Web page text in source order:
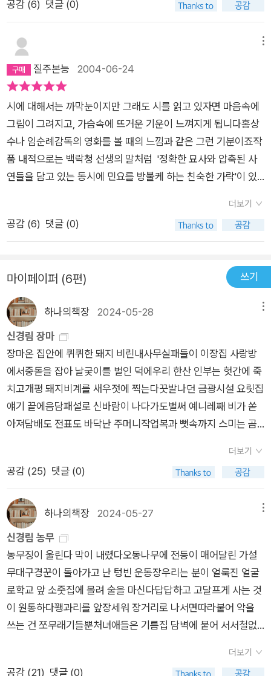
곡소리가 들렸다한여름인데도 거리는 새파랗게 얼어붙고사람들
오지 않으리라는- P100살아 있는 것이 부끄러워내 모습은 초췌
해간다- P101나는 내가 미치지 않는 것이 희한했다- P106
공감 (6) 댓글 (0)
질주본능 2004-06-24
시에 대해서는 까막눈이지만 그래도 시를 읽고 있자면 마음속에
그림이 그려지고, 가슴속에 뜨거운 기운이 느껴지게 됩니다홍상
수나 임순례감독의 영화를 볼 때의 느낌과 같은 그런 기분이죠작
품 내적으로는 백락청 선생의 말처럼 '정확한 묘사와 압축된 사
연들을 담고 있는 동시에 민요를 방불케 하는 친숙한 가락'이 있
근본 바탕이 배경이 되어서 그런 것이겠지요만해문학상 심사위
원은 대표적인 모더니즘 작가인 김광섭 선생이었습니다리얼리즘
볼때 '시에 있어서의 리얼리즘을 재고할 필요'를 느끼게 만들었
다는 그의 말은 신경림 선생의 시가 천착하고 있는 보통 사람들의
삶, 그리고 그것을 바라보는 시인의 애정어린 시선을 높게 평가한
것이 아닌가 합니다
더보기
공감 (6) 댓글 (0)
마이페이퍼 (6편) 쓰기
하나의책장 2024-05-28
신경림 장마
장마온 집안에 퀴퀴한 돼지 비린내사무실패들이 이장집 사랑방
에서중돋을 잡아 날궂이를 벌인 덕에우리 한산 인부는 헛간에 죽
치고개평 돼지비계를 새우젓에 찍는다끗발나던 금광시설 요릿집
얘기 끝에음담패설로 신바람이 나다가도벌써 예니레째 비가 쏟
아져담배도 전표도 바닥난 주머니작업복과 뼛속까지 스미는 곰
치고는비닐우산으로 머리를 가리고텅 빈 공사장엘 올라가본다물
구경 나온 아낙네들은 우릴 피해녹슨 트랙터 뒤에 가 숨고그 유월
형은 바람기 있는 여편네 걱정을 하고박서방은 끝내 못 사준 딸년
의살이 비치는 그 양말 타령을 늘어놓는다
더보기
공감 (25) 댓글 (0)
하나의책장 2024-05-27
신경림 농무
농무징이 울린다 막이 내렸다오동나무에 전등이 매어달린 가설
무대구경꾼이 돌아가고 난 텅빈 운동장우리는 분이 얼룩진 얼굴
로학교 앞 소줏집에 몰려 술을 마신다답답하고 고달프게 사는 것
이 원통하다꽹과리를 앞장세워 장거리로 나서면따라붙어 악을
쓰는 건 쪼무래기들뿐처녀애들은 기름집 담벽에 붙어 서서철없
또 어떤 녀석은서림이처럼 해해대지만 이까짓산구석에 처박혀
더보기
공감 (21) 댓글 (0)